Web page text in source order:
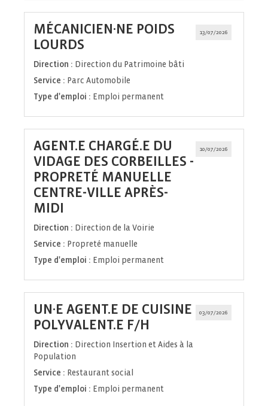
13/07/2026
MÉCANICIEN·NE POIDS
LOURDS
fenêtre)
Direction : Direction du Patrimoine bâti
Service : Parc Automobile
Type d'emploi : Emploi permanent
10/07/2026
AGENT.E CHARGÉ.E DU
VIDAGE DES CORBEILLES -
PROPRETÉ MANUELLE
CENTRE-VILLE APRÈS-
MIDI
fenêtre)
Direction : Direction de la Voirie
Service : Propreté manuelle
Type d'emploi : Emploi permanent
03/07/2026
UN·E AGENT.E DE CUISINE
POLYVALENT.E F/H
fenêtre)
Direction : Direction Insertion et Aides à la
Population
Service : Restaurant social
Type d'emploi : Emploi permanent